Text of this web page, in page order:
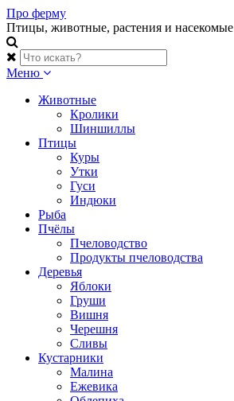
Skip
to
content
Про ферму
Птицы, животные, растения и насекомые
Меню
Животные
Кролики
Шиншиллы
Птицы
Куры
Утки
Гуси
Индюки
Рыба
Пчёлы
Пчеловодство
Продукты пчеловодства
Деревья
Яблоки
Груши
Вишня
Черешня
Сливы
Кустарники
Малина
Ежевика